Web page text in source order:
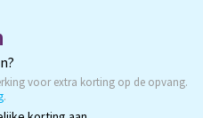
voor extra korting op de opvang.
.